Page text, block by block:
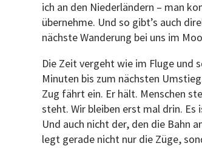
ich an den Niederländern – man
übernehme. Und so gibt’s auch
nächste Wanderung bei uns im
Die Zeit vergeht wie im Fluge und
Minuten bis zum nächsten
Zug fährt ein. Er hält. Menschen
steht. Wir bleiben erst mal drin. Es
Und auch nicht der, den die Bahn
legt gerade nicht nur die Züge,